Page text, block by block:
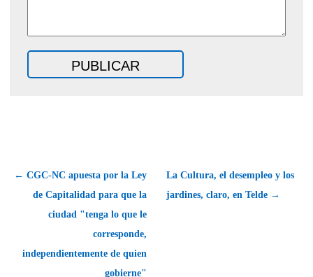
← CGC-NC apuesta por la Ley
de Capitalidad para que la
ciudad "tenga lo que le
corresponde,
independientemente de quien
gobierne"
La Cultura, el desempleo y los
jardines, claro, en Telde →